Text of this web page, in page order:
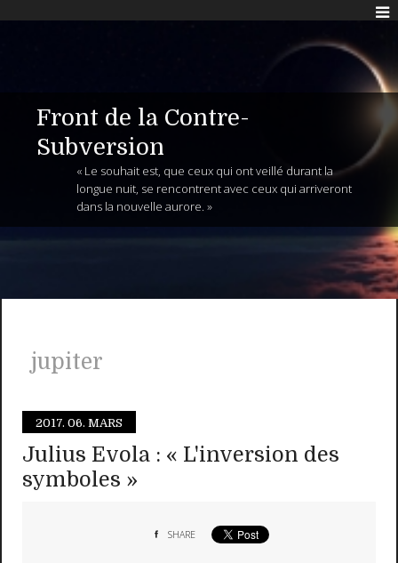
Front de la Contre-
Subversion
« Le souhait est, que ceux qui ont veillé durant la
longue nuit, se rencontrent avec ceux qui arriveront
dans la nouvelle aurore. »
jupiter
2017. 06. MARS
Julius Evola : « L'inversion des
symboles »
SHARE